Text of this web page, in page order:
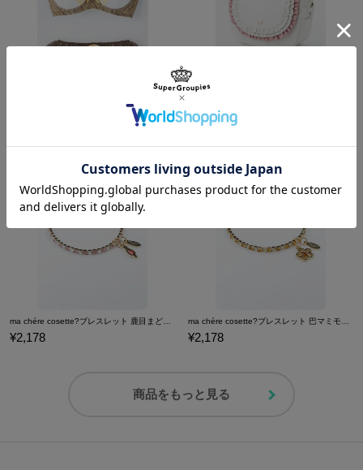
¥10,780
¥2,178 ¥2,178
商品をもっと見る